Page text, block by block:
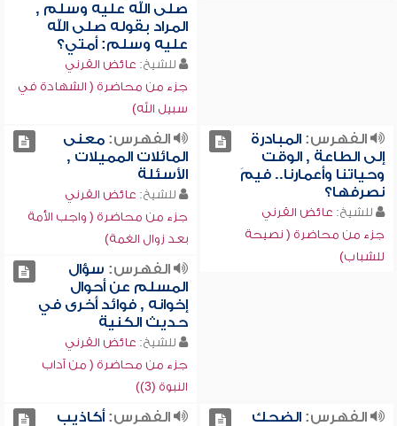
صلى الله عليه وسلم ,
المراد بقوله صلى الله
عليه وسلم: أمتي؟
للشيخ: عائض القرني
جزء من محاضرة ( الشهادة في
سبيل الله)
الفهرس:المبادرة
إلى الطاعة , الوقت
وحياتنا وأعمارنا.. فيمَ
نصرفها؟
للشيخ: عائض القرني
جزء من محاضرة ( نصيحة
للشباب)
الفهرس:معنى
المائلات المميلات ,
الأسئلة
للشيخ: عائض القرني
جزء من محاضرة ( واجب الأمة
بعد زوال الغمة)
الفهرس: سؤال
المسلم عن أحوال
إخوانه , فوائد أخرى في
حديث الكنية
للشيخ: عائض القرني
جزء من محاضرة ( من آداب
النبوة (3))
الفهرس:الضحك
الفهرس:أكاذيب